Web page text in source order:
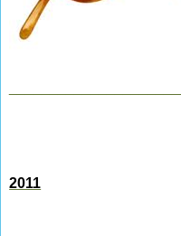
2011